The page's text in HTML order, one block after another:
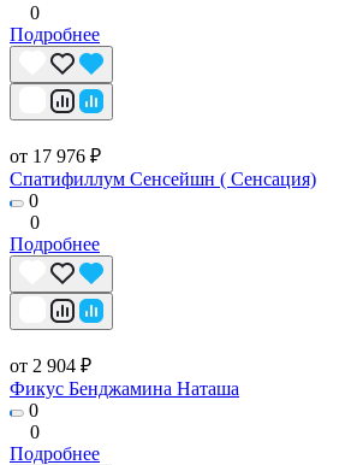
0
Подробнее
от 17 976 ₽
Спатифиллум Сенсейшн ( Сенсация)
0
0
Подробнее
от 2 904 ₽
Фикус Бенджамина Наташа
0
0
Подробнее